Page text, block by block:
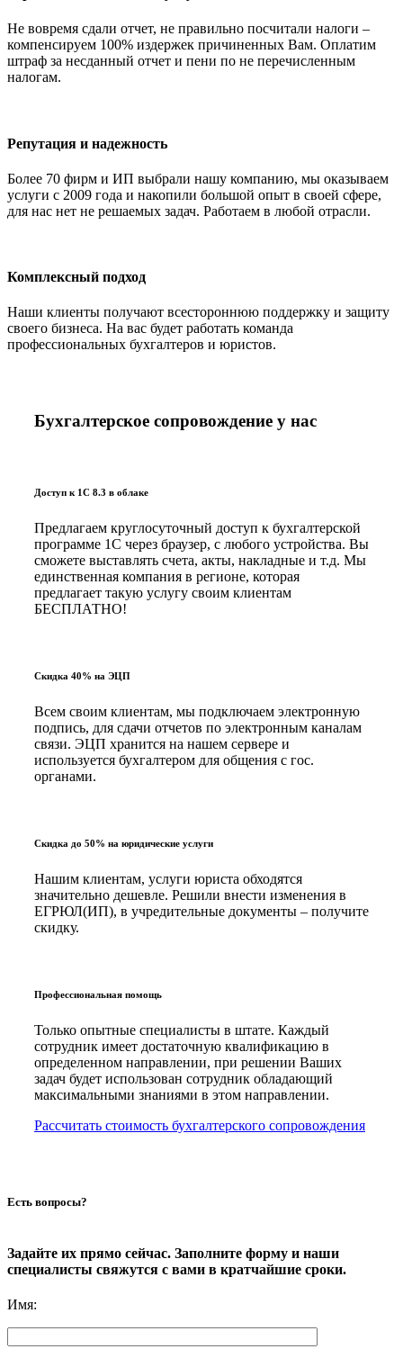
Не вовремя сдали отчет, не правильно посчитали налоги –
компенсируем 100% издержек причиненных Вам. Оплатим
штраф за несданный отчет и пени по не перечисленным
налогам.
Репутация и надежность
Более 70 фирм и ИП выбрали нашу компанию, мы оказываем
услуги с 2009 года и накопили большой опыт в своей сфере,
для нас нет не решаемых задач. Работаем в любой отрасли.
Комплексный подход
Наши клиенты получают всестороннюю поддержку и защиту
своего бизнеса. На вас будет работать команда
профессиональных бухгалтеров и юристов.
Бухгалтерское сопровождение у нас
Доступ к 1С 8.3 в облаке
Предлагаем круглосуточный доступ к бухгалтерской
программе 1С через браузер, с любого устройства. Вы
сможете выставлять счета, акты, накладные и т.д. Мы
единственная компания в регионе, которая
предлагает такую услугу своим клиентам
БЕСПЛАТНО!
Скидка 40% на ЭЦП
Всем своим клиентам, мы подключаем электронную
подпись, для сдачи отчетов по электронным каналам
связи. ЭЦП хранится на нашем сервере и
используется бухгалтером для общения с гос.
органами.
Скидка до 50% на юридические услуги
Нашим клиентам, услуги юриста обходятся
значительно дешевле. Решили внести изменения в
ЕГРЮЛ(ИП), в учредительные документы – получите
скидку.
Профессиональная помощь
Только опытные специалисты в штате. Каждый
сотрудник имеет достаточную квалификацию в
определенном направлении, при решении Ваших
задач будет использован сотрудник обладающий
максимальными знаниями в этом направлении.
Рассчитать стоимость бухгалтерского сопровождения
Есть вопросы?
Задайте их прямо сейчас. Заполните форму и наши
специалисты свяжутся с вами в кратчайшие сроки.
Имя: